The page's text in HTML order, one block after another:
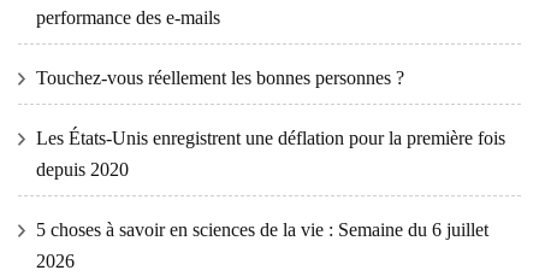
performance des e-mails
Touchez-vous réellement les bonnes personnes ?
Les États-Unis enregistrent une déflation pour la première fois
depuis 2020
5 choses à savoir en sciences de la vie : Semaine du 6 juillet
2026